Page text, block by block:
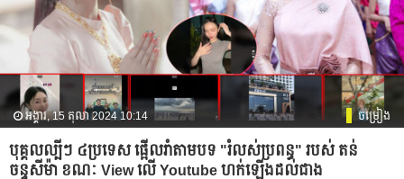
អង្គារ, 15 តុលា 2024 10:14 ចម្រៀង
បុគ្គលល្បីៗ ៤ប្រទេស ផ្អើលរាំតាមបទ "រំលស់ប្រពន្ធ"​ របស់ តន់
ចន្ទសីម៉ា ខណៈ View លើ Youtube​ ហក់ឡើងដល់ជាង